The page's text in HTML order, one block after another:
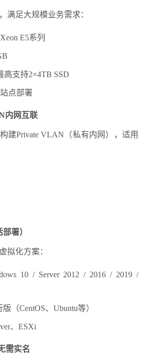
满足大规模业务需求：
E5系列
高支持2×4TB SSD
点部署
内网互联
建Private VLAN（私有内网），适用
署）
拟化方案：
10 / Server 2012 / 2016 / 2019 /
（CentOS、Ubuntu等）
、ESXi
需实名